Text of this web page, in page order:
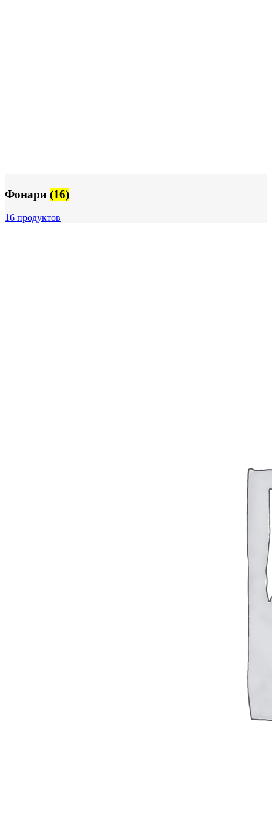
Фонари (16)
16 продуктов